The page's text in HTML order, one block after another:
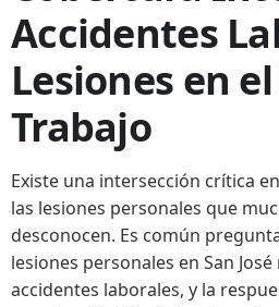
Accidentes
Lesiones en
Trabajo
Existe una intersección crítica
las lesiones personales que
desconocen. Es común
lesiones personales en San
accidentes laborales, y la